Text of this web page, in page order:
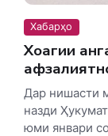
Хабарҳо
Хоҷагии
Дар нишасти
назди
юми январи